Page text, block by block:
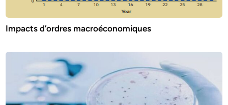
Impacts d’ordres macroéconomiques